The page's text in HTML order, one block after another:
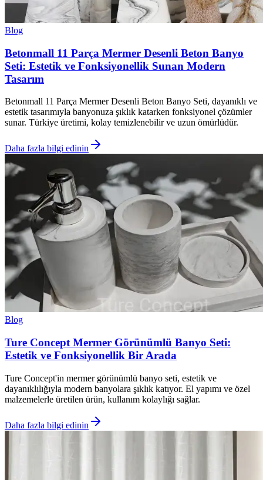
Blog
Betonmall 11 Parça Mermer Desenli Beton Banyo
Seti: Estetik ve Fonksiyonellik Sunan Modern
Tasarım
Betonmall 11 Parça Mermer Desenli Beton Banyo Seti, dayanıklı ve
estetik tasarımıyla banyonuza şıklık katarken fonksiyonel çözümler
sunar. Türkiye üretimi, kolay temizlenebilir ve uzun ömürlüdür.
Daha fazla bilgi edinin
Blog
Ture Concept Mermer Görünümlü Banyo Seti:
Estetik ve Fonksiyonellik Bir Arada
Ture Concept'in mermer görünümlü banyo seti, estetik ve
dayanıklılığıyla modern banyolara şıklık katıyor. El yapımı ve özel
malzemelerle üretilen ürün, kullanım kolaylığı sağlar.
Daha fazla bilgi edinin